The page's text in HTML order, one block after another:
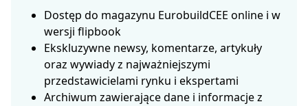
Dostęp do magazynu EurobuildCEE online i w
wersji flipbook
Ekskluzywne newsy, komentarze, artykuły
oraz wywiady z najważniejszymi
przedstawicielami rynku i ekspertami
Archiwum zawierające dane i informacje z